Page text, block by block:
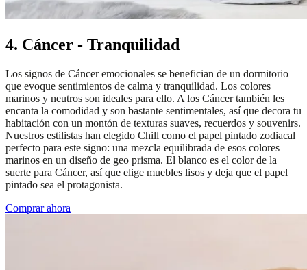
4. Cáncer - Tranquilidad
Los signos de Cáncer emocionales se benefician de un dormitorio
que evoque sentimientos de calma y tranquilidad. Los colores
marinos y neutros son ideales para ello. A los Cáncer también les
encanta la comodidad y son bastante sentimentales, así que decora tu
habitación con un montón de texturas suaves, recuerdos y souvenirs.
Nuestros estilistas han elegido Chill como el papel pintado zodiacal
perfecto para este signo: una mezcla equilibrada de esos colores
marinos en un diseño de geo prisma. El blanco es el color de la
suerte para Cáncer, así que elige muebles lisos y deja que el papel
pintado sea el protagonista.
Comprar ahora